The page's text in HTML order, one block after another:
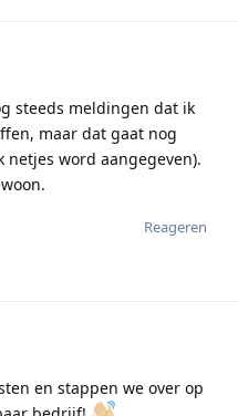
steeds meldingen dat ik
maar dat gaat nog
netjes word aangegeven).
Reageren
en stappen we over op